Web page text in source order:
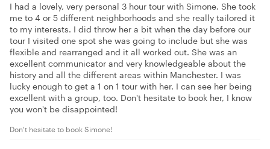
I had a lovely, very personal 3 hour tour with Simone. She took
me to 4 or 5 different neighborhoods and she really tailored it
to my interests. I did throw her a bit when the day before our
tour I visited one spot she was going to include but she was
flexible and rearranged and it all worked out. She was an
excellent communicator and very knowledgeable about the
history and all the different areas within Manchester. I was
lucky enough to get a 1 on 1 tour with her. I can see her being
excellent with a group, too. Don't hesitate to book her, I know
you won't be disappointed!
Don't hesitate to book Simone!